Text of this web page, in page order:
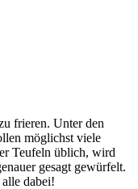
frieren. Unter den
möglichst viele
Teufeln üblich, wird
gesagt gewürfelt.
dabei!